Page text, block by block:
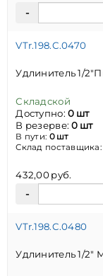
VTr.198.C.0470
Удлинитель 1/
Складской
Доступно:0 шт
В резерве:0 шт
В пути: 0 шт
Склад
432,00 руб.
VTr.198.C.0480
Удлинитель 1/2"